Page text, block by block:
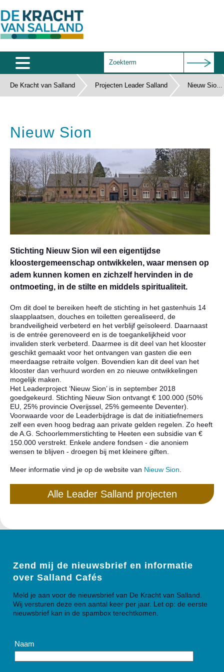
Home
Wie zijn wij
Documenten
Subsidies
Contact
De Kracht van Salland Projecten Leader Salland Nieuw Sion
Nieuw Sion
Stichting Nieuw Sion wil een eigentijdse
kloostergemeenschap ontwikkelen, waar mensen op
adem kunnen komen en zichzelf hervinden in de
ontmoeting, in de stilte en middels spiritualiteit.
Om dit doel te bereiken heeft de stichting in het gastenhuis 14
slaapplaatsen, douches en toiletten gerealiseerd, de
brandveiligheid verbeterd en het verblijf geïsoleerd. Daarnaast
is de entrée gerenoveerd en is de toegankelijkheid voor
invaliden sterk verbeterd. Daarmee is dit deel van het klooster
geschikt gemaakt voor het ontvangen van gasten die een
meerdaagse retraite volgen. Bovendien kan dit deel van het
klooster dan verhuurd worden en zo nieuwe ontwikkelingen
mogelijk maken.
Het Leaderproject ‘Nieuw Sion’ is in september 2018
goedgekeurd. Stichting Nieuw Sion ontvangt € 100.000 (50%
EU, 25% provincie Overijssel, 25% gemeente Deventer).
Voorwaarde voor de Leaderbijdrage is dat de initiatiefnemers
zelf een even hoog bedrag aan private gelden regelen. Zo heeft
de A.G. Schoorlemmerstichting te Heeten een subsidie van €
150.000 verstrekt. Enkele andere fondsen - die anoniem
wensen te blijven - droegen bij met kleinere giften.
Meer informatie vind je op de website van Nieuw Sion.
Alle Leader Salland projecten
Zend mij de nieuwsbrief en informatie
over Salland Cafés
Meld je aan voor de nieuwsbrief van De Kracht van Salland.
Wij versturen deze een aantal keer per jaar. Let op: de eerste
nieuwsbrief kan in de spambox terechtkomen.
Naam